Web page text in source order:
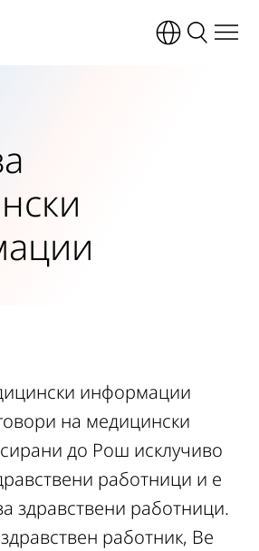
информации
на медицински
до Рош исклучиво
работници и е
здравствени работници.
работник, Ве